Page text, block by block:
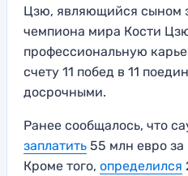
Цзю, являющийся сыном
чемпиона мира Кости
профессиональную
счету 11 побед в 11
досрочными.
Ранее сообщалось, что
заплатить 55 млн евро за
Кроме того, определился